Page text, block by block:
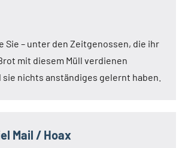
Sie – unter den Zeitgenossen, die ihr
mit diesem Müll verdienen
sie nichts anständiges gelernt haben.
Mail / Hoax